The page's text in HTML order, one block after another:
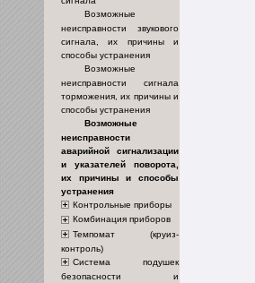
Возможные
неисправности звукового
сигнала, их причины и
способы устранения
Возможные
неисправности сигнала
торможения, их причины и
способы устранения
Возможные
неисправности
аварийной сигнализации
и указателей поворота,
их причины и способы
устранения
Контрольные приборы
Комбинация приборов
Темпомат (круиз-
контроль)
Система подушек
безопасности и